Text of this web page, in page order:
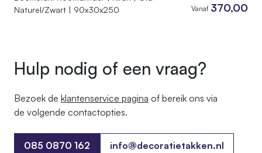
Naturel/Zwart | 90x30x250
Vanaf 370,00
Hulp nodig of een vraag?
Bezoek de klantenservice pagina of bereik ons ​​via
de volgende contactopties.
085 0870 162
info@decoratietakken.nl